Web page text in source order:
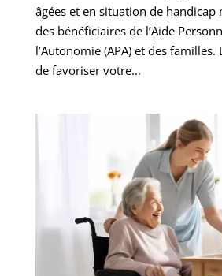
âgées et en situation de handicap
des bénéficiaires de l’Aide
l’Autonomie (APA) et des
de favoriser votre...